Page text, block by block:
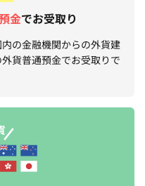
金でお受取り
の金融機関からの外貨建
貨普通預金でお受取りで